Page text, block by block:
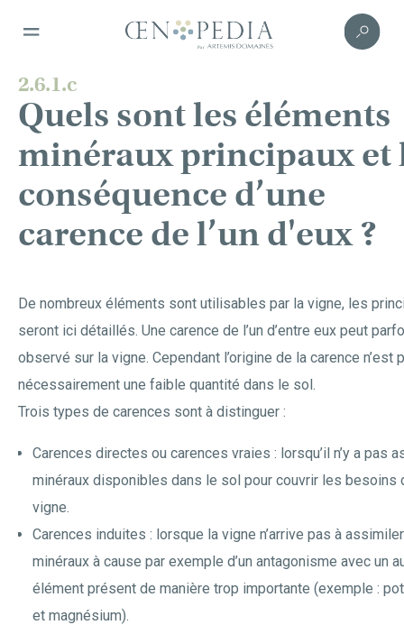
2.6.1.c
Quels sont les éléments
minéraux principaux et
conséquence d’une
carence de l’un d'eux ?
De nombreux éléments sont utilisables par la vigne, les
seront ici détaillés. Une carence de l’un d’entre eux peut
observé sur la vigne. Cependant l’origine de la carence n’est
nécessairement une faible quantité dans le sol.
Trois types de carences sont à distinguer :
Carences directes ou carences vraies : lorsqu’il n’y a pas
minéraux disponibles dans le sol pour couvrir les besoins
vigne.
Carences induites : lorsque la vigne n’arrive pas à
minéraux à cause par exemple d’un antagonisme avec un
élément présent de manière trop importante (exemple :
et magnésium).